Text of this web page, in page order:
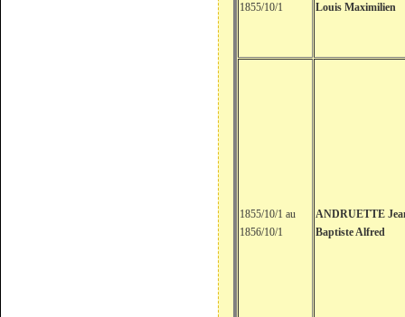
1855/10/1
Louis Maximilien
1855/10/1 au
1856/10/1
ANDRUETTE
Baptiste Alfred